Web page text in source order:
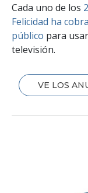
Cada uno de los
Felicidad ha
público para
televisión.
VE LOS